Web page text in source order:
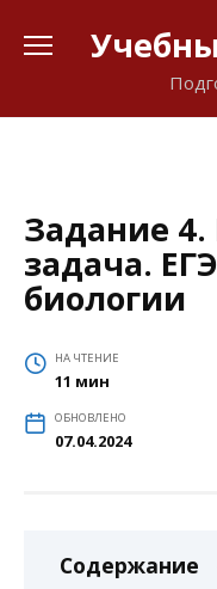
Задание 4.
задача.
биологии
НА ЧТЕНИЕ
11 мин
ОБНОВЛЕНО
07.04.2024
Содержание